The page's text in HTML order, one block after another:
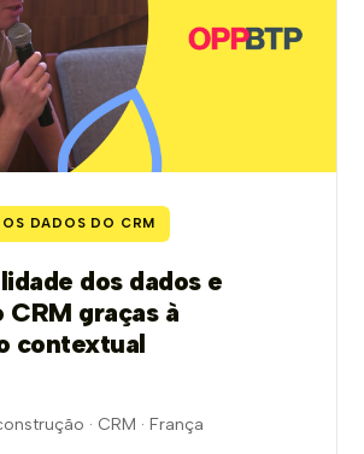
DADOS DO CRM
dos dados e
CRM graças à
contextual
· CRM · França